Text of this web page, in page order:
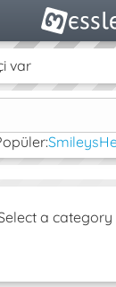
var
Smileys
a